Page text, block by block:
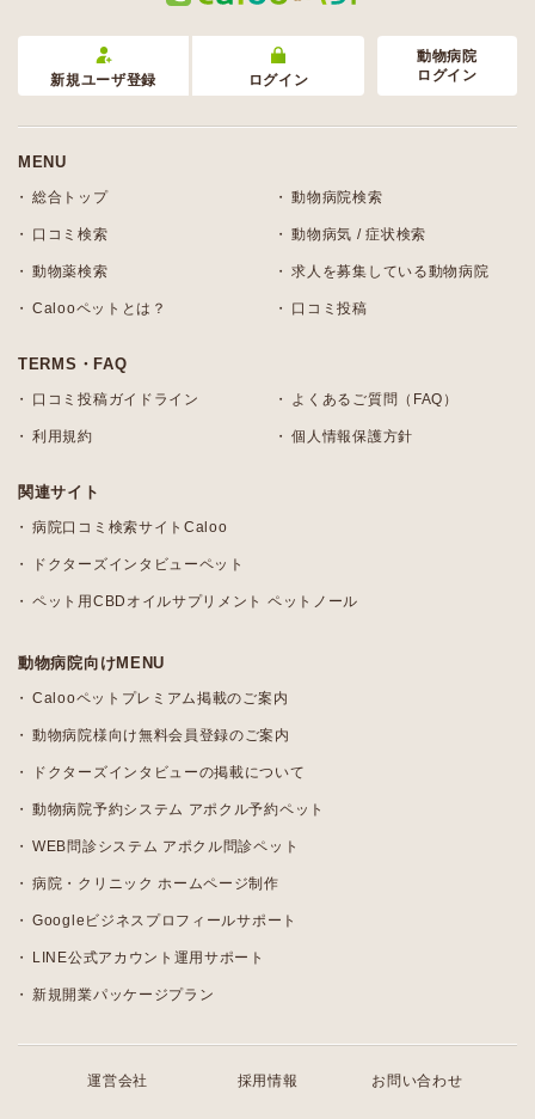
新規ユーザ登録 ログイン
動物病院
ログイン
MENU
総合トップ 動物病院検索
口コミ検索 動物病気 / 症状検索
動物薬検索 求人を募集している動物病院
Calooペットとは？ 口コミ投稿
TERMS・FAQ
口コミ投稿ガイドライン よくあるご質問（FAQ）
利用規約 個人情報保護方針
関連サイト
病院口コミ検索サイトCaloo
ドクターズインタビューペット
ペット用CBDオイルサプリメント ペットノール
動物病院向けMENU
Calooペットプレミアム掲載のご案内
動物病院様向け無料会員登録のご案内
ドクターズインタビューの掲載について
動物病院予約システム アポクル予約ペット
WEB問診システム アポクル問診ペット
病院・クリニック ホームページ制作
Googleビジネスプロフィールサポート
LINE公式アカウント運用サポート
新規開業パッケージプラン
運営会社 採用情報 お問い合わせ